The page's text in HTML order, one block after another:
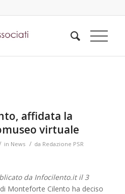
affidata la
virtuale
in News / da Redazione PSR
da Infocilento.it il 3
Monteforte Cilento ha deciso